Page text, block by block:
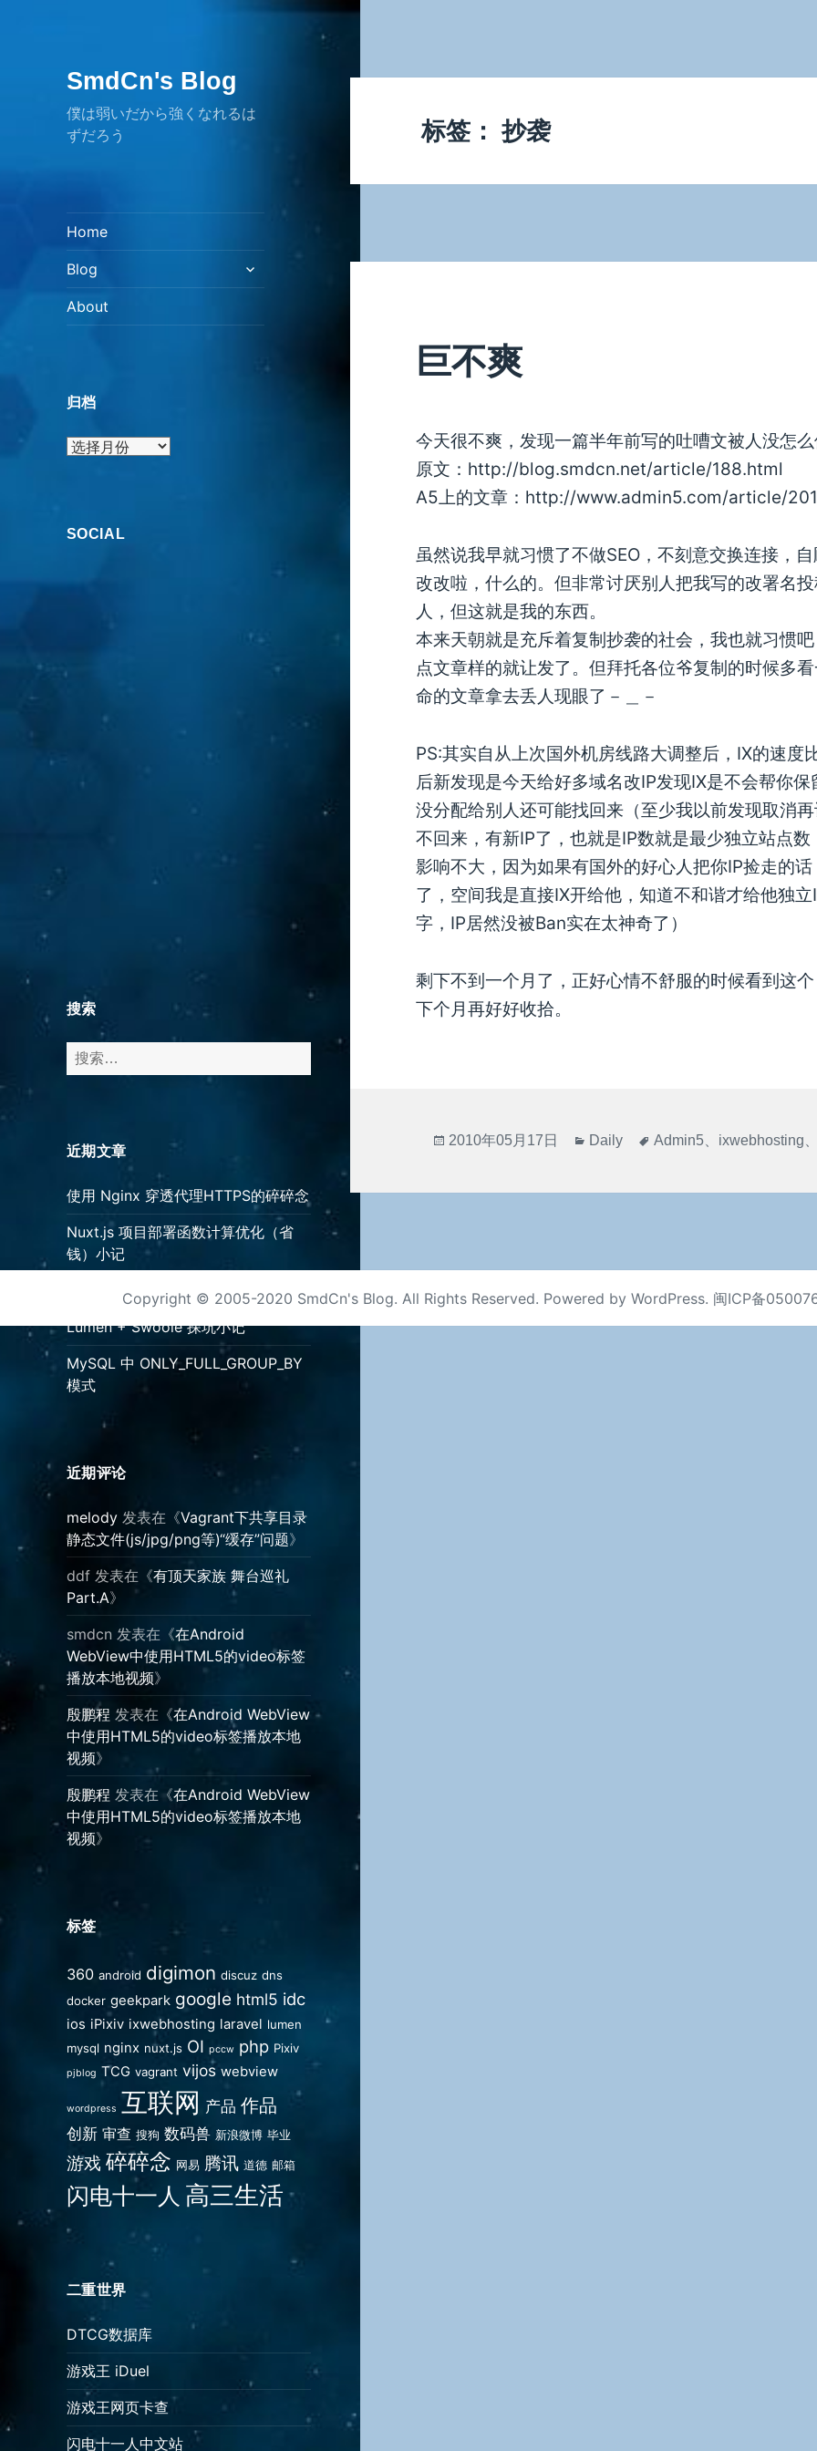
SmdCn's Blog
僕は弱いだから強くなれるは
ずだろう
Home
Blog
About
归档
归
SOCIAL
搜索
搜
索：
近期文章
使用 Nginx 穿透代理HTTPS的碎碎念
Nuxt.js 项目部署函数计算优化（省
钱）小记
Nuxt.js 中按需加载 ant-design-vue
Lumen + Swoole 探坑小记
MySQL 中 ONLY_FULL_GROUP_BY
模式
近期评论
melody发表在《Vagrant下共享目录
静态文件(js/jpg/png等)“缓存”问题》
ddf发表在《有顶天家族 舞台巡礼
Part.A》
smdcn 发表在《在Android
WebView中使用HTML5的video标签
播放本地视频》
殷鹏程 发表在《在Android WebView
中使用HTML5的video标签播放本地
视频》
殷鹏程 发表在《在Android WebView
中使用HTML5的video标签播放本地
视频》
标签
360 android digimon discuz dns
docker geekpark google html5 idc
ios iPixiv ixwebhosting laravel lumen
mysql nginx nuxt.js OI pccw php Pixiv
pjblog TCG vagrant vijos webview
wordpress 互联网 产品 作品
创新 审查 搜狗 数码兽 新浪微博 毕业
游戏 碎碎念 网易 腾讯 道德 邮箱
闪电十一人 高三生活
二重世界
DTCG数据库
游戏王 iDuel
游戏王网页卡查
闪电十一人中文站
标签：抄袭
巨不爽
今天很不爽，发现一篇半年前写的吐嘈文被人没怎
原文：http://blog.smdcn.net/article/188.html
A5上的文章：http://www.admin5.com/article/
虽然说我早就习惯了不做SEO，不刻意交换连接，
改改啦，什么的。但非常讨厌别人把我写的改署名
人，但这就是我的东西。
本来天朝就是充斥着复制抄袭的社会，我也就习惯
点文章样的就让发了。但拜托各位爷复制的时候多
命的文章拿去丢人现眼了－＿－
PS:其实自从上次国外机房线路大调整后，IX的速度
后新发现是今天给好多域名改IP发现IX是不会帮你
没分配给别人还可能找回来（至少我以前发现取消
不回来，有新IP了，也就是IP数就是最少独立站点
影响不大，因为如果有国外的好心人把你IP捡走的
了，空间我是直接IX开给他，知道不和谐才给他独
字，IP居然没被Ban实在太神奇了）
剩下不到一个月了，正好心情不舒服的时候看到这
下个月再好好收拾。
发
2010年05月17日
分
Daily
标
Admin5、 ixwebhosting
Copyright © 2005-2020 SmdCn's Blog. All Rights Reserved. Powered byWordPress. 闽ICP备